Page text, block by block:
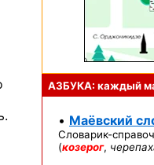
АЗБУКА: каждый
• Маёвский
Словарик-
(козерог,